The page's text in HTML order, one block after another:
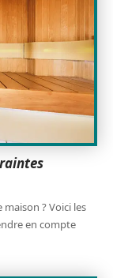
? Voici les
en compte